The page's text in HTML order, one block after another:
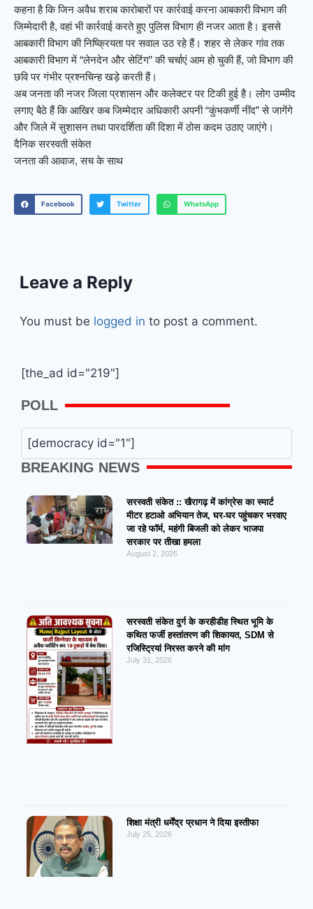
कहना है कि जिन अवैध शराब कारोबारों पर कार्रवाई करना आबकारी विभाग की
जिम्मेदारी है, वहां भी कार्रवाई करते हुए पुलिस विभाग ही नजर आता है। इससे
आबकारी विभाग की निष्क्रियता पर सवाल उठ रहे हैं। शहर से लेकर गांव तक
आबकारी विभाग में “लेनदेन और सेटिंग” की चर्चाएं आम हो चुकी हैं, जो विभाग की
छवि पर गंभीर प्रश्नचिन्ह खड़े करती हैं।
अब जनता की नजर जिला प्रशासन और कलेक्टर पर टिकी हुई है। लोग उम्मीद
लगाए बैठे हैं कि आखिर कब जिम्मेदार अधिकारी अपनी “कुंभकर्णी नींद” से जागेंगे
और जिले में सुशासन तथा पारदर्शिता की दिशा में ठोस कदम उठाए जाएंगे।
दैनिक सरस्वती संकेत
जनता की आवाज, सच के साथ
Facebook Twitter WhatsApp
Leave a Reply
You must be logged in to post a comment.
[the_ad id="219"]
POLL
[democracy id="1"]
BREAKING NEWS
सरस्वती संकेत :: खैरागढ़ में कांग्रेस का स्मार्ट
मीटर हटाओ अभियान तेज, घर-घर पहुंचकर भरवाए
जा रहे फॉर्म, महंगी बिजली को लेकर भाजपा
सरकार पर तीखा हमला
August 2, 2026
सरस्वती संकेत दुर्ग के करहीडीह स्थित भूमि के
कथित फर्जी हस्तांतरण की शिकायत, SDM से
रजिस्ट्रियां निरस्त करने की मांग
July 31, 2026
शिक्षा मंत्री धर्मेंद्र प्रधान ने दिया इस्तीफा
July 25, 2026